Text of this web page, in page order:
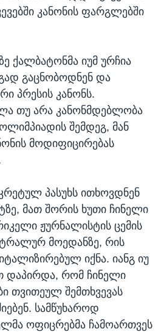
კანონის ფარგლებში
ქალბატონმა იუმ ურჩია
გაცნობოდნენ და
პრესის კანონს.
თუ არა კანონმდებლობა
შემდეგ, მან
მოდიფიცირებას
პასუხს ითხოვდნენ
მათ შორის ხუთი ჩინელი
ჟურნალისტის ცემის
მოედანზე, რის
იქნა. იანგ იუ
დაპირდა, რომ ჩინელი
თვითეულ შემთხვევას
სამწუხაროდ
ოფიცრებმა ჩამოართვეს